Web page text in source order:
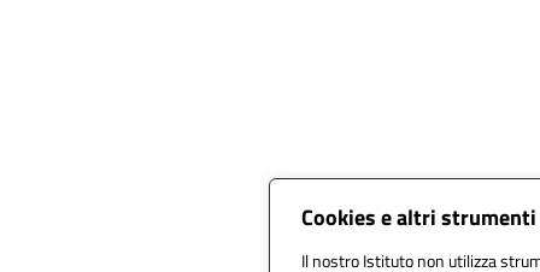
Cookies e altri
Il nostro Istituto non utilizza